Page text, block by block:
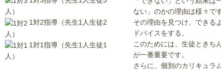
ない」のかの理由は様々で
その理由を見つけ、できる
ドバイスをする。
このためには、生徒ときち
が一番重要です。
さらに、個別のカリキュラ
人）
1対2指導（先生1人生徒2
人）
1対1指導（先生1人生徒1
人）